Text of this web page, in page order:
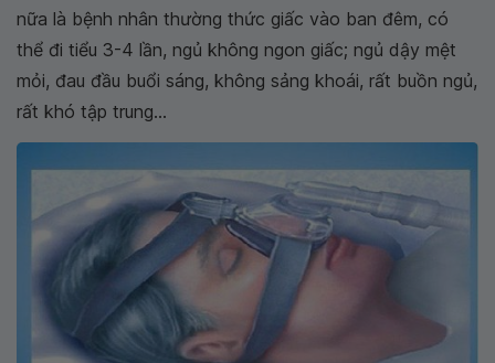
nữa là bệnh nhân thường thức giấc vào ban đêm, có
thể đi tiểu 3-4 lần, ngủ không ngon giấc; ngủ dậy mệt
mỏi, đau đầu buổi sáng, không sảng khoái, rất buồn ngủ,
rất khó tập trung...